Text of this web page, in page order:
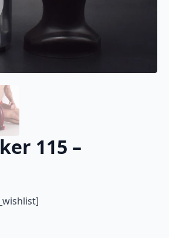
115 –